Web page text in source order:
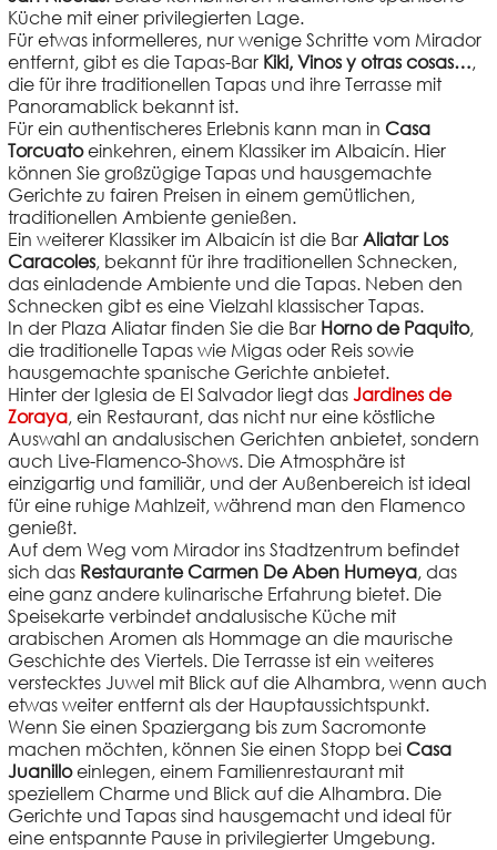
Küche mit einer privilegierten Lage.
Für etwas informelleres, nur wenige Schritte vom Mirador
entfernt, gibt es die Tapas-Bar Kiki, Vinos y otras cosas…,
die für ihre traditionellen Tapas und ihre Terrasse mit
Panoramablick bekannt ist.
Für ein authentischeres Erlebnis kann man in Casa
Torcuatoeinkehren, einem Klassiker im Albaicín. Hier
können Sie großzügige Tapas und hausgemachte
Gerichte zu fairen Preisen in einem gemütlichen,
traditionellen Ambiente genießen.
Ein weiterer Klassiker im Albaicín ist die Bar Aliatar Los
Caracoles, bekannt für ihre traditionellen Schnecken,
das einladende Ambiente und die Tapas. Neben den
Schnecken gibt es eine Vielzahl klassischer Tapas.
In der Plaza Aliatar finden Sie die Bar Horno de Paquito,
die traditionelle Tapas wie Migas oder Reis sowie
hausgemachte spanische Gerichte anbietet.
Hinter der Iglesia de El Salvador liegt das Jardines de
Zoraya, ein Restaurant, das nicht nur eine köstliche
Auswahl an andalusischen Gerichten anbietet, sondern
auch Live-Flamenco-Shows. Die Atmosphäre ist
einzigartig und familiär, und der Außenbereich ist ideal
für eine ruhige Mahlzeit, während man den Flamenco
genießt.
Auf dem Weg vom Mirador ins Stadtzentrum befindet
sich das Restaurante Carmen De Aben Humeya, das
eine ganz andere kulinarische Erfahrung bietet. Die
Speisekarte verbindet andalusische Küche mit
arabischen Aromen als Hommage an die maurische
Geschichte des Viertels. Die Terrasse ist ein weiteres
verstecktes Juwel mit Blick auf die Alhambra, wenn auch
etwas weiter entfernt als der Hauptaussichtspunkt.
Wenn Sie einen Spaziergang bis zum Sacromonte
machen möchten, können Sie einen Stopp bei Casa
Juanilloeinlegen, einem Familienrestaurant mit
speziellem Charme und Blick auf die Alhambra. Die
Gerichte und Tapas sind hausgemacht und ideal für
eine entspannte Pause in privilegierter Umgebung.